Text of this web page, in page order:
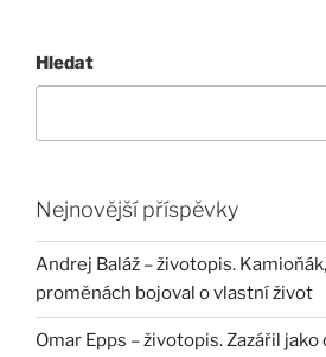
Hledat
Nejnovější příspěvky
Andrej Baláž – životopis.
proměnách bojoval o vlastní život
Omar Epps – životopis. Zazářil